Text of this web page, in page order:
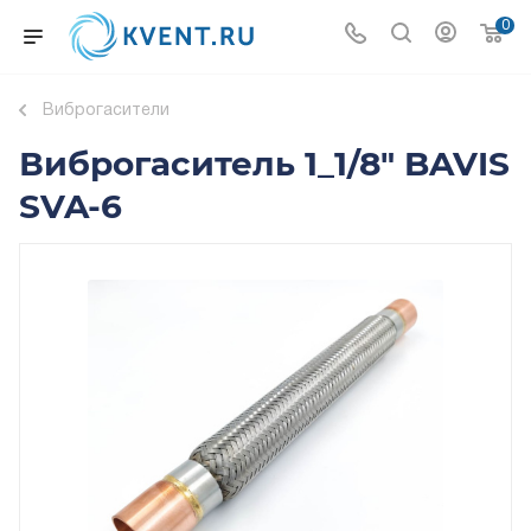
0
Виброгасители
Виброгаситель 1_1/8" BAVIS
SVA-6